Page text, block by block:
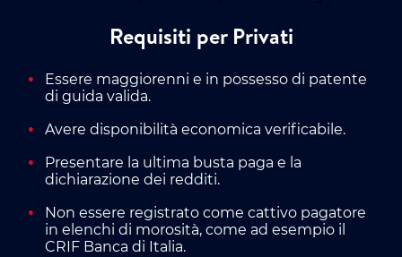
Requisiti per Privati
Essere maggiorenni e in possesso di patente
di guida valida.
Avere disponibilità economica verificabile.
Presentare la ultima busta paga e la
dichiarazione dei redditi.
Non essere registrato come cattivo pagatore
in elenchi di morosità, come ad esempio il
CRIF Banca di Italia.